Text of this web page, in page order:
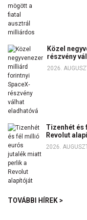
Közel
részvény
2026.
Tizenhét és
Revolut
2026.
TOVÁBBI HÍREK >